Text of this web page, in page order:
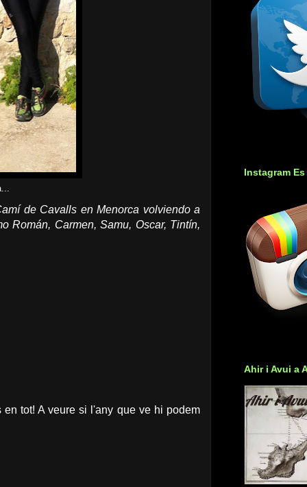
de Cavalls en Menorca volviendo a
Román, Carmen, Samu, Oscar, Tintín,
tot! A veure si l'any que ve hi podem
Instagram
Ahir i Avui a